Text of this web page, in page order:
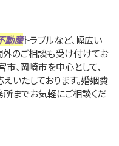
動産トラブルなど、幅広い
外のご相談も受け付けてお
市、岡崎市を中心として、
いたしております。婚姻費
までお気軽にご相談くだ